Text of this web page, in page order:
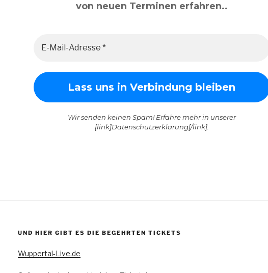
von neuen Terminen erfahren..
Wir senden keinen Spam! Erfahre mehr in unserer
[link]Datenschutzerklärung[/link].
UND HIER GIBT ES DIE BEGEHRTEN TICKETS
Wuppertal-Live.de